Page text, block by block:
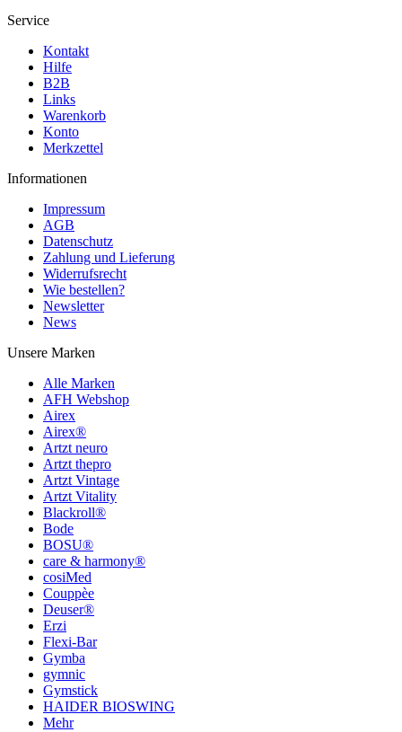
Service
Kontakt
Hilfe
B2B
Links
Warenkorb
Konto
Merkzettel
Informationen
Impressum
AGB
Datenschutz
Zahlung und Lieferung
Widerrufsrecht
Wie bestellen?
Newsletter
News
Unsere Marken
Alle Marken
AFH Webshop
Airex
Airex®
Artzt neuro
Artzt thepro
Artzt Vintage
Artzt Vitality
Blackroll®
Bode
BOSU®
care & harmony®
cosiMed
Couppèe
Deuser®
Erzi
Flexi-Bar
Gymba
gymnic
Gymstick
HAIDER BIOSWING
Mehr